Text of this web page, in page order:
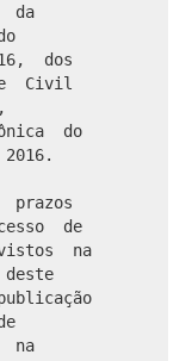
da
dos
Civil
do
de
na
na